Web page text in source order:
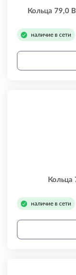
Кольца 79,0
наличие в сети
наличие в сети